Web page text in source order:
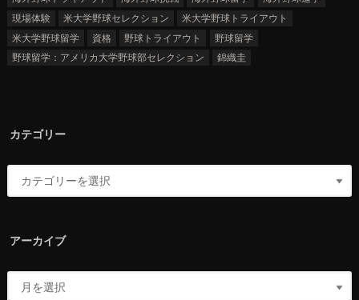
現場体験
米大学野球セレクション
米大学野球トライアウト
米大学野球留学
資格 野球トライアウト
野球留学
野球留学：アメリカ大学野球部セレクション
錦織圭
カテゴリー
アーカイブ